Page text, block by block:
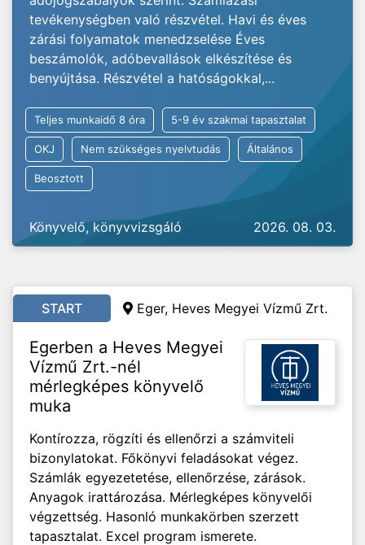
tevékenységben való részvétel. Havi és éves
zárási folyamatok menedzselése Éves
beszámolók, adóbevallások elkészítése és
benyújtása. Részvétel a hatóságokkal,...
Teljes munkaidő 8 óra 5-9 év szakmai tapasztalat
OKJ Nem szükséges nyelvtudás Általános
Beosztott
Könyvelő, könyvvizsgáló 2026. 08. 03.
START Eger, Heves Megyei Vízmű Zrt.
Egerben a Heves Megyei
Vízmű Zrt.-nél
mérlegképes könyvelő
muka
Kontírozza, rögzíti és ellenőrzi a számviteli
bizonylatokat. Főkönyvi feladásokat végez.
Számlák egyezetetése, ellenőrzése, zárások.
Anyagok irattározása. Mérlegképes könyvelői
végzettség. Hasonló munkakörben szerzett
tapasztalat. Excel program ismerete.